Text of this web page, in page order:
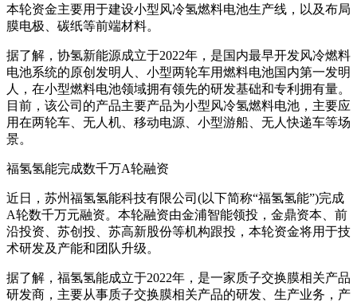
本轮资金主要用于建设小型风冷氢燃料电池生产线，以及布局
膜电极、碳纸等前端材料。
据了解，协氢新能源成立于2022年，是国内最早开发风冷燃料
电池系统的原创发明人、小型两轮车用燃料电池国内第一发明
人，在小型燃料电池领域拥有领先的研发基础和专利拥有量。
目前，该公司的产品主要产品为小型风冷氢燃料电池，主要应
用在两轮车、无人机、移动电源、小型游船、无人快递车等场
景。
福氢氢能完成数千万A轮融资
近日，苏州福氢氢能科技有限公司(以下简称“福氢氢能”)完成
A轮数千万元融资。本轮融资由金浦智能领投，金鼎资本、前
沿投资、苏创投、苏高新股份等机构跟投，本轮资金将用于技
术研发及产能和团队升级。
据了解，福氢氢能成立于2022年，是一家质子交换膜相关产品
研发商，主要从事质子交换膜相关产品的研发、生产业务，产